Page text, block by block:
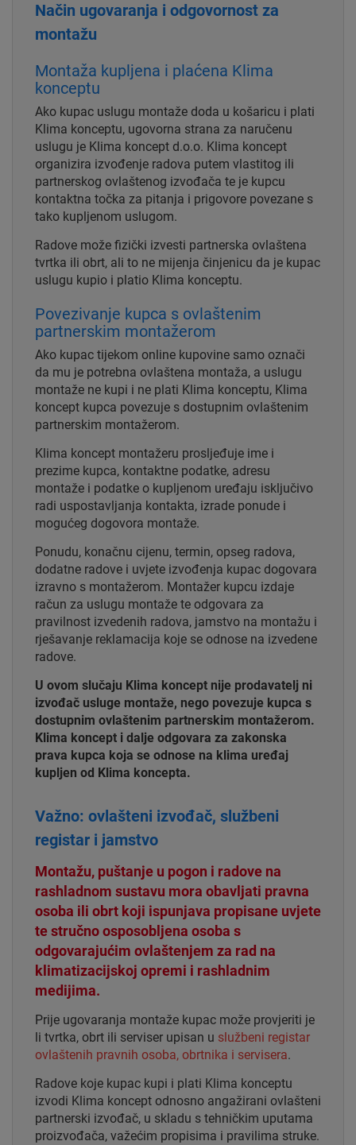
Način ugovaranja i odgovornost za
montažu
Montaža kupljena i plaćena Klima
konceptu
Ako kupac uslugu montaže doda u košaricu i plati
Klima konceptu, ugovorna strana za naručenu
uslugu je Klima koncept d.o.o. Klima koncept
organizira izvođenje radova putem vlastitog ili
partnerskog ovlaštenog izvođača te je kupcu
kontaktna točka za pitanja i prigovore povezane s
tako kupljenom uslugom.
Radove može fizički izvesti partnerska ovlaštena
tvrtka ili obrt, ali to ne mijenja činjenicu da je kupac
uslugu kupio i platio Klima konceptu.
Povezivanje kupca s ovlaštenim
partnerskim montažerom
Ako kupac tijekom online kupovine samo označi
da mu je potrebna ovlaštena montaža, a uslugu
montaže ne kupi i ne plati Klima konceptu, Klima
koncept kupca povezuje s dostupnim ovlaštenim
partnerskim montažerom.
Klima koncept montažeru prosljeđuje ime i
prezime kupca, kontaktne podatke, adresu
montaže i podatke o kupljenom uređaju isključivo
radi uspostavljanja kontakta, izrade ponude i
mogućeg dogovora montaže.
Ponudu, konačnu cijenu, termin, opseg radova,
dodatne radove i uvjete izvođenja kupac dogovara
izravno s montažerom. Montažer kupcu izdaje
račun za uslugu montaže te odgovara za
pravilnost izvedenih radova, jamstvo na montažu i
rješavanje reklamacija koje se odnose na izvedene
radove.
U ovom slučaju Klima koncept nije prodavatelj ni
izvođač usluge montaže, nego povezuje kupca s
dostupnim ovlaštenim partnerskim montažerom.
Klima koncept i dalje odgovara za zakonska
prava kupca koja se odnose na klima uređaj
kupljen od Klima koncepta.
Važno: ovlašteni izvođač, službeni
registar i jamstvo
Montažu, puštanje u pogon i radove na
rashladnom sustavu mora obavljati pravna
osoba ili obrt koji ispunjava propisane uvjete
te stručno osposobljena osoba s
odgovarajućim ovlaštenjem za rad na
klimatizacijskoj opremi i rashladnim
medijima.
Prije ugovaranja montaže kupac može provjeriti je
li tvrtka, obrt ili serviser upisan u službeni registar
ovlaštenih pravnih osoba, obrtnika i servisera.
Radove koje kupac kupi i plati Klima konceptu
izvodi Klima koncept odnosno angažirani ovlašteni
partnerski izvođač, u skladu s tehničkim uputama
proizvođača, važećim propisima i pravilima struke.